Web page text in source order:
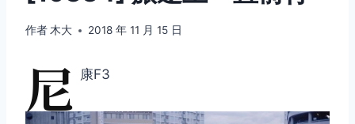
作者 木大 2018 年 11 月 15 日
尼 康F3